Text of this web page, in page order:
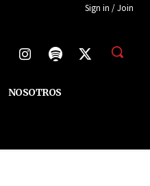
Sign in / Join
NOSOTROS